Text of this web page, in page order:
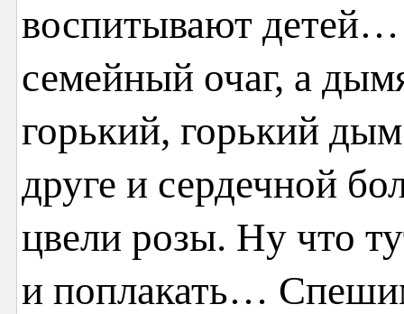
воспитывают
семейный очаг, а
горький, горький
друге и сердечной
цвели розы. Ну что
и поплакать…